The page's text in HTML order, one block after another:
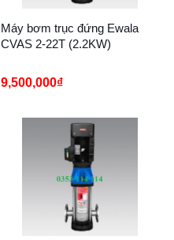
Máy bơm trục đứng Ewala
CVAS 2-22T (2.2KW)
9,500,000₫